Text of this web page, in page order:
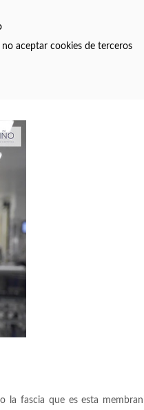
aceptar cookies de terceros
la fascia que es esta